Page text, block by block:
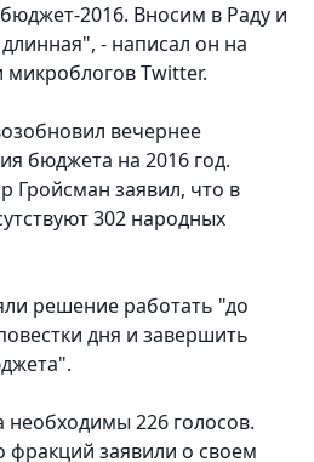
2016. Вносим в Раду и
- написал он на
микроблогов Twitter.
вечернее
бюджета на 2016 год.
Гройсман заявил, что в
302 народных
решение работать "до
дня и завершить
необходимы 226 голосов.
фракций заявили о своем